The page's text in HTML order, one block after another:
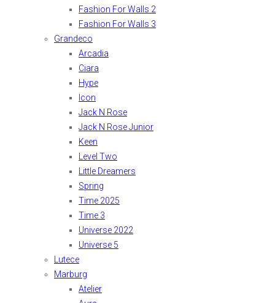
Fashion For Walls 2
Fashion For Walls 3
Grandeco
Arcadia
Ciara
Hype
Icon
Jack N Rose
Jack N Rose Junior
Keen
Level Two
Little Dreamers
Spring
Time 2025
Time 3
Universe 2022
Universe 5
Lutece
Marburg
Atelier